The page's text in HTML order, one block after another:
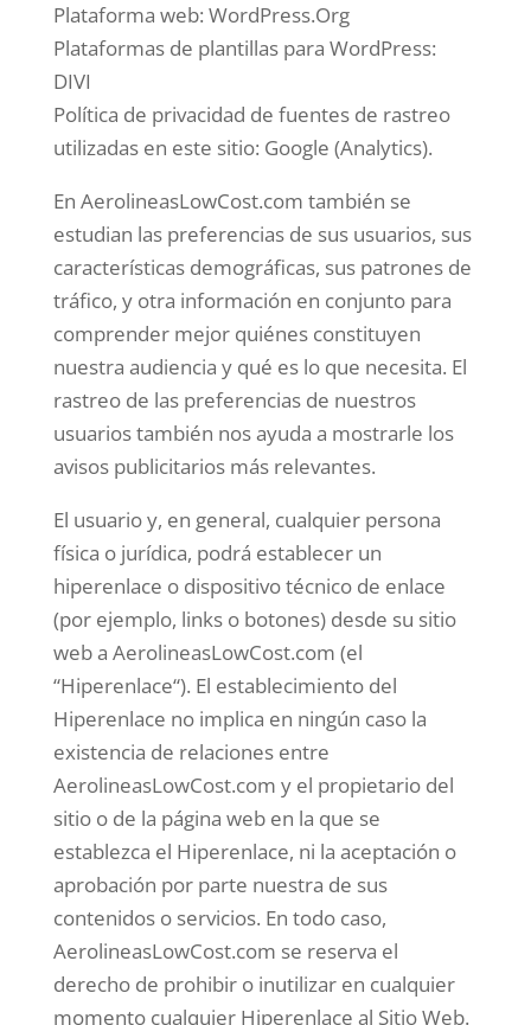
Plataforma web: WordPress.Org
Plataformas de plantillas para WordPress:
DIVI
Política de privacidad de fuentes de rastreo
utilizadas en este sitio: Google (Analytics).
En AerolineasLowCost.com también se
estudian las preferencias de sus usuarios, sus
características demográficas, sus patrones de
tráfico, y otra información en conjunto para
comprender mejor quiénes constituyen
nuestra audiencia y qué es lo que necesita. El
rastreo de las preferencias de nuestros
usuarios también nos ayuda a mostrarle los
avisos publicitarios más relevantes.
El usuario y, en general, cualquier persona
física o jurídica, podrá establecer un
hiperenlace o dispositivo técnico de enlace
(por ejemplo, links o botones) desde su sitio
web a AerolineasLowCost.com (el
“Hiperenlace“). El establecimiento del
Hiperenlace no implica en ningún caso la
existencia de relaciones entre
AerolineasLowCost.com y el propietario del
sitio o de la página web en la que se
establezca el Hiperenlace, ni la aceptación o
aprobación por parte nuestra de sus
contenidos o servicios. En todo caso,
AerolineasLowCost.com se reserva el
derecho de prohibir o inutilizar en cualquier
momento cualquier Hiperenlace al Sitio Web.